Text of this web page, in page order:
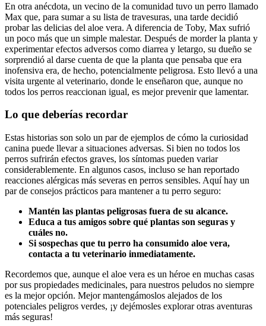
En otra anécdota, un vecino de la comunidad tuvo un perro llamado
Max que, para sumar a su lista de travesuras, una tarde decidió
probar las delicias del aloe vera. A diferencia de Toby, Max sufrió
un poco más que un simple malestar. Después de morder la planta y
experimentar efectos adversos como diarrea y letargo, su dueño se
sorprendió al darse cuenta de que la planta que pensaba que era
inofensiva era, de hecho, potencialmente peligrosa. Esto llevó a una
visita urgente al veterinario, donde le enseñaron que, aunque no
todos los perros reaccionan igual, es mejor prevenir que lamentar.
Lo que deberías recordar
Estas historias son solo un par de ejemplos de cómo la curiosidad
canina puede llevar a situaciones adversas. Si bien no todos los
perros sufrirán efectos graves, los síntomas pueden variar
considerablemente. En algunos casos, incluso se han reportado
reacciones alérgicas más severas en perros sensibles. Aquí hay un
par de consejos prácticos para mantener a tu perro seguro:
Mantén las plantas peligrosas fuera de su alcance.
Educa a tus amigos sobre qué plantas son seguras y
cuáles no.
Si sospechas que tu perro ha consumido aloe vera,
contacta a tu veterinario inmediatamente.
Recordemos que, aunque el aloe vera es un héroe en muchas casas
por sus propiedades medicinales, para nuestros peludos no siempre
es la mejor opción. Mejor mantengámoslos alejados de los
potenciales peligros verdes, ¡y dejémosles explorar otras aventuras
más seguras!